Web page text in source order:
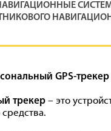
GPS-трекер
трекер – это